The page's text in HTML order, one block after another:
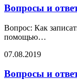
Вопросы и
Вопрос: Как
помощью…
07.08.2019
Вопросы и